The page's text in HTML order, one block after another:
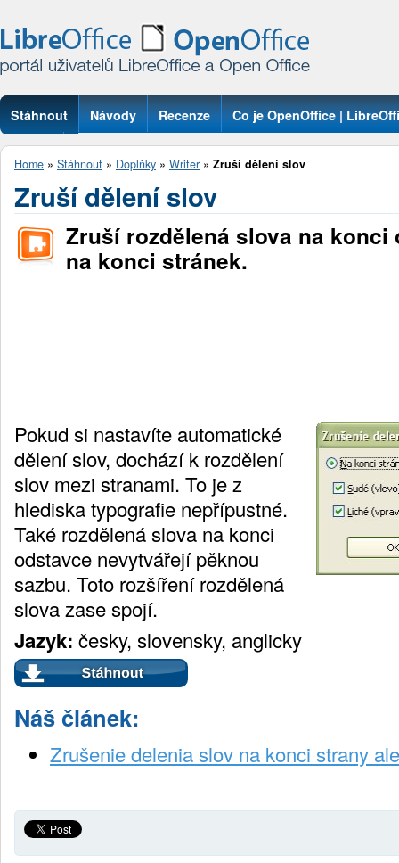
Stáhnout Návody Recenze Co je OpenOffice |
Otázky
Home » Stáhnout » Doplňky » Writer » Zruší dělení slov
Zruší dělení slov
Zruší rozdělená slova na konci
na konci stránek.
Pokud si nastavíte automatické
dělení slov, dochází k rozdělení
slov mezi stranami. To je z
hlediska typografie nepřípustné.
Také rozdělená slova na konci
odstavce nevytvářejí pěknou
sazbu. Toto rozšíření rozdělená
slova zase spojí.
Jazyk: česky, slovensky, anglicky
Náš článek:
Zrušenie delenia slov na konci strany